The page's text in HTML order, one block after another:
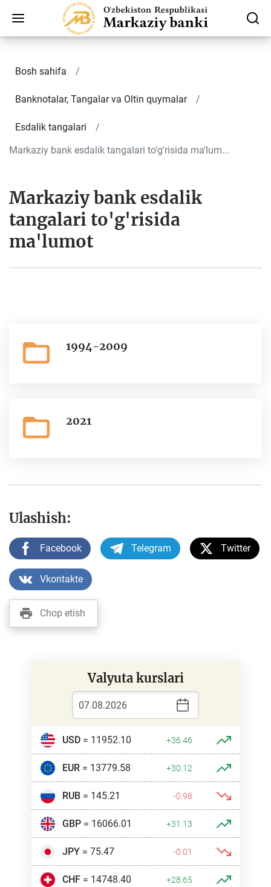
Bosh sahifa
Banknotalar, Tangalar va Oltin quymalar
Esdalik tangalari
Markaziy bank esdalik tangalari to'g'risida ma'lum...
Markaziy bank esdalik
tangalari to'g'risida
ma'lumot
1994-2009
2021
Ulashish:
Facebook Telegram Twitter
Vkontakte
Chop etish
Valyuta kurslari
USD= 11952.10 +36.46
EUR= 13779.58 +30.12
RUB= 145.21 -0.98
GBP= 16066.01 +31.13
JPY= 75.47 -0.01
CHF= 14748.40 +28.65